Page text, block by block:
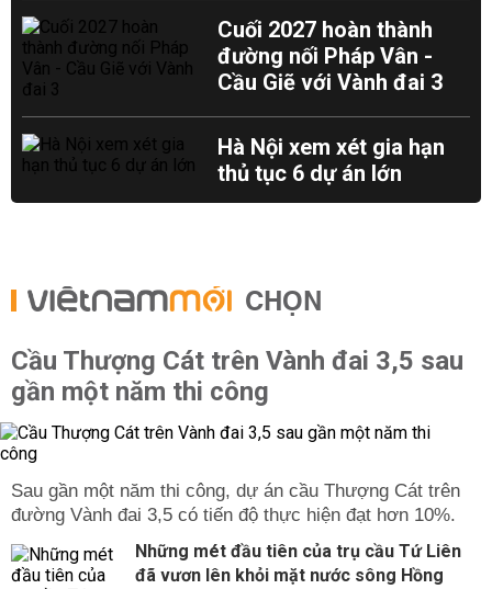
Cuối 2027 hoàn thành
đường nối Pháp Vân -
Cầu Giẽ với Vành đai 3
Hà Nội xem xét gia hạn
thủ tục 6 dự án lớn
CHỌN
Cầu Thượng Cát trên Vành đai 3,5 sau
gần một năm thi công
Sau gần một năm thi công, dự án cầu Thượng Cát trên
đường Vành đai 3,5 có tiến độ thực hiện đạt hơn 10%.
Những mét đầu tiên của trụ cầu Tứ Liên
đã vươn lên khỏi mặt nước sông Hồng